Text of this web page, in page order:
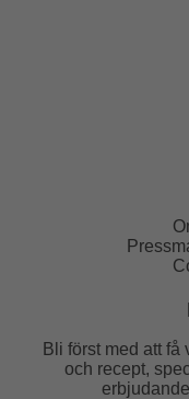
Bli först med att
och recept,